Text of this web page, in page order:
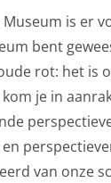
Museum is er
bent
rot: het is
je in
van onze
delen met je
Marketing
gebruiken
tonen.